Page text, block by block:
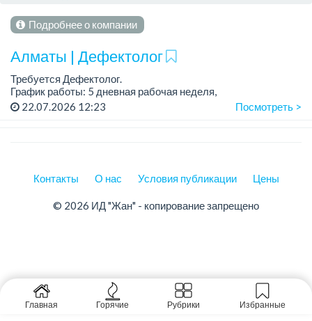
Подробнее о компании
Алматы | Дефектолог
Требуется Дефектолог.
График работы: 5 дневная рабочая неделя,
22.07.2026 12:23 Посмотреть >
Контакты О нас Условия публикации Цены
© 2026 ИД "Жан" - копирование запрещено
Главная Горячие Рубрики Избранные